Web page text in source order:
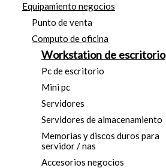
Equipamiento negocios
Punto de venta
Computo de oficina
Workstation de escritorio
Pc de escritorio
Mini pc
Servidores
Servidores de almacenamiento
Memorias y discos duros para
servidor / nas
Accesorios negocios